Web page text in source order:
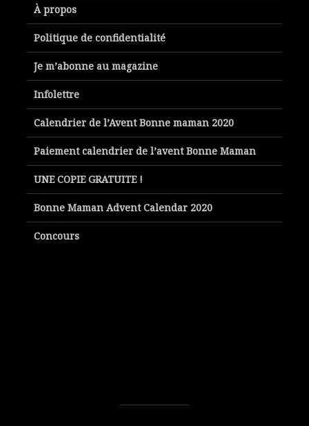
À propos
Politique de confidentialité
Je m’abonne au magazine
Infolettre
Calendrier de l’Avent Bonne maman 2020
Paiement calendrier de l’avent Bonne Maman
UNE COPIE GRATUITE !
Bonne Maman Advent Calendar 2020
Concours